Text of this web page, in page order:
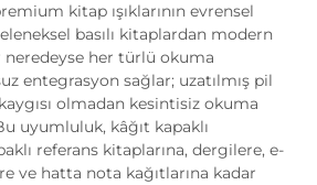
kitap ışıklarının evrensel
basılı kitaplardan modern
her türlü okuma
entegrasyon sağlar; uzatılmış pil
olmadan kesintisiz okuma
uyumluluk, kâğıt kapaklı
referans kitaplarına, dergilere, e-
ve hatta nota kağıtlarına kadar